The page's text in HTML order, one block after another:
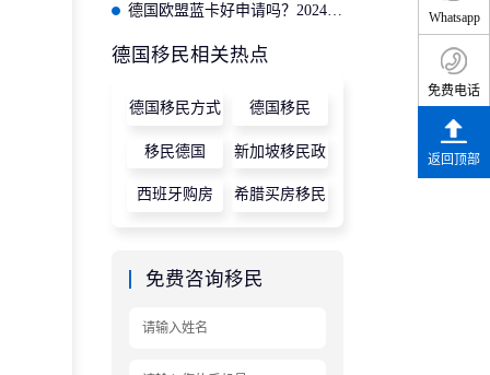
德国欧盟蓝卡好申请吗？2024年德国蓝卡办理指南！
德国移民相关热点
德国移民方式 德国移民
移民德国 新加坡移民政
策
西班牙购房 希腊买房移民
免费咨询移民
Whatsapp
免费电话
返回顶部